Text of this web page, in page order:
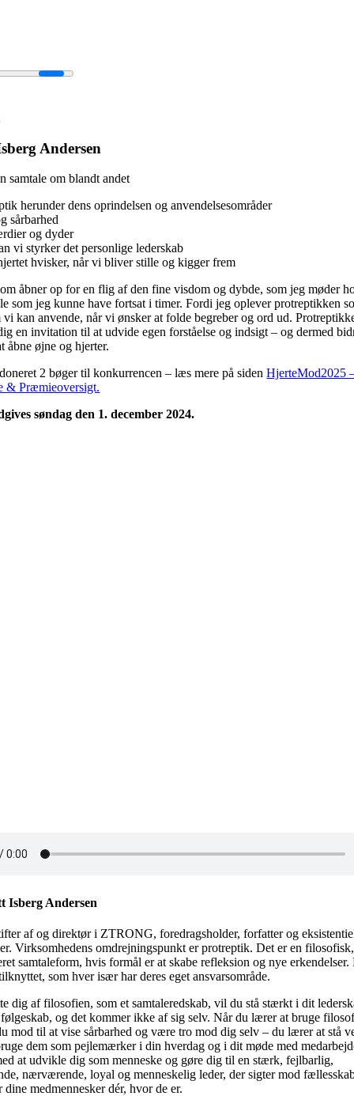
Andersen
samtale om blandt andet
herunder dens oprindelsen og anvendelsesområder
sårbarhed
og dyder
vi styrker det personlige lederskab
hvisker, når vi bliver stille og kigger frem
åbner op for en flig af den fine visdom og dybde, som jeg møder
som jeg kunne have fortsat i timer. Fordi jeg oplever protreptikken
vi kan anvende, når vi ønsker at folde begreber og ord ud.
en invitation til at udvide egen forståelse og indsigt – og dermed
åbne øjne og hjerter.
2 bøger til konkurrencen – læs mere på sidenHjerteMod2025
& Præmieoversigt.
søndag den 1. december 2024.
Isberg Andersen
af og direktør i ZTRONG, foredragsholder, forfatter og
Virksomhedens omdrejningspunkt er protreptik. Det er en
samtaleform, hvis formål er at skabe refleksion og nye erkendelser.
som hver især har deres eget ansvarsområde.
dig af filosofien, som et samtaleredskab, vil du stå stærkt i dit
følgeskab, og det kommer ikke af sig selv. Når du lærer at bruge
mod til at vise sårbarhed og være tro mod dig selv – du lærer at stå
dem som pejlemærker i din hverdag og i dit møde med
at udvikle dig som menneske og gøre dig til en stærk, fejlbarlig,
nærværende, loyal og menneskelig leder, der sigter mod
dine medmennesker dér, hvor de er.